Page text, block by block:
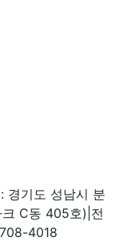
경기도 성남시 분
C동 405호) 전
4018